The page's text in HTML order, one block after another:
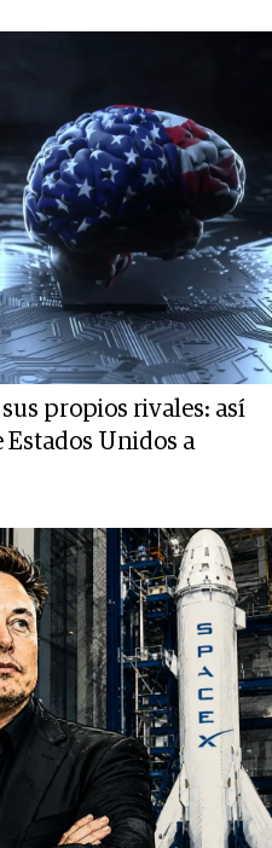
propios rivales: así
Estados Unidos a